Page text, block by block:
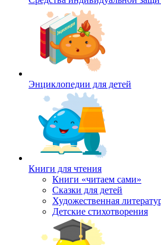
Энциклопедии для детей
Книги для чтения
Книги «читаем сами»
Сказки для детей
Художественная
Детские стихотворения